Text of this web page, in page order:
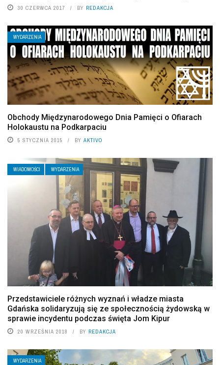
30 CZERWCA 2017 BY REDAKCJA
WYDARZENIA
Obchody Międzynarodowego Dnia Pamięci o Ofiarach
Holokaustu na Podkarpaciu
5 STYCZNIA 2015 BY AKTIVO
WIADOMOŚCI WYDARZENIA
Przedstawiciele różnych wyznań i władze miasta
Gdańska solidaryzują się ze społecznością żydowską w
sprawie incydentu podczas święta Jom Kipur
20 WRZEŚNIA 2018 BY REDAKCJA
WYDARZENIA